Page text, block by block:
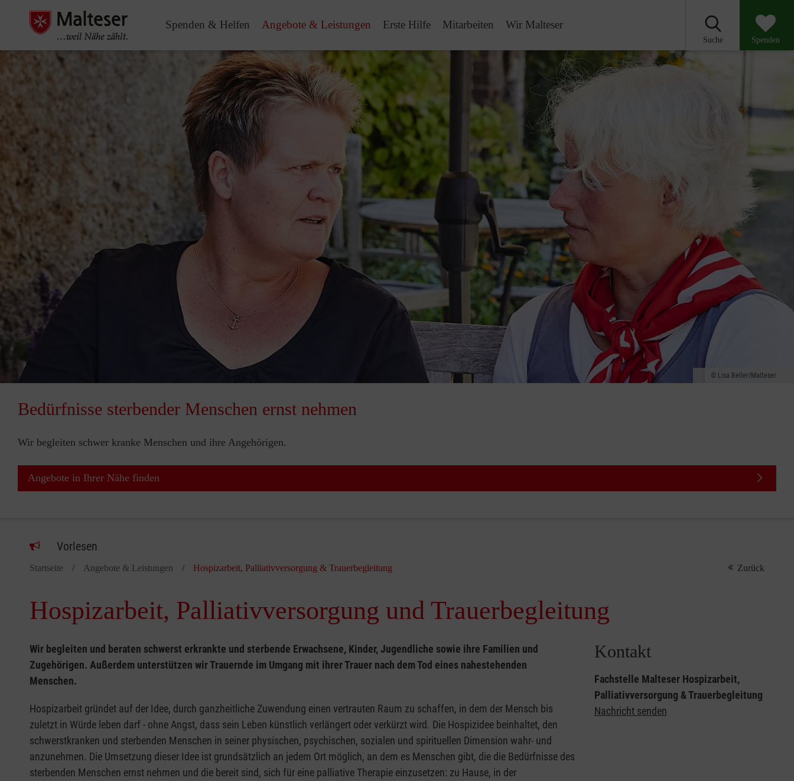
Spenden & Helfen Angebote & Leistungen Erste Hilfe Mitarbeiten Wir Malteser
Suche Spenden
Lisa Beller/Malteser
Bedürfnisse sterbender Menschen ernst nehmen
Wir begleiten schwer kranke Menschen und ihre Angehörigen.
Angebote in Ihrer Nähe finden
Vorlesen
Startseite Angebote & Leistungen Hospizarbeit, Palliativversorgung & Trauerbegleitung Zurück
Hospizarbeit, Palliativversorgung und Trauerbegleitung
Wir begleiten und beraten schwerst erkrankte und sterbende Erwachsene, Kinder, Jugendliche sowie ihre Familien und
Zugehörigen. Außerdem unterstützen wir Trauernde im Umgang mit ihrer Trauer nach dem Tod eines nahestehenden
Menschen.
Hospizarbeit gründet auf der Idee, durch ganzheitliche Zuwendung einen vertrauten Raum zu schaffen, in dem der Mensch bis
zuletzt in Würde leben darf - ohne Angst, dass sein Leben künstlich verlängert oder verkürzt wird. Die Hospizidee beinhaltet, den
schwerstkranken und sterbenden Menschen in seiner physischen, psychischen, sozialen und spirituellen Dimension wahr- und
anzunehmen. Die Umsetzung dieser Idee ist grundsätzlich an jedem Ort möglich, an dem es Menschen gibt, die die Bedürfnisse des
sterbenden Menschen ernst nehmen und die bereit sind, sich für eine palliative Therapie einzusetzen: zu Hause, in der
Kontakt
Fachstelle Malteser Hospizarbeit,
Palliativversorgung & Trauerbegleitung
Nachricht senden